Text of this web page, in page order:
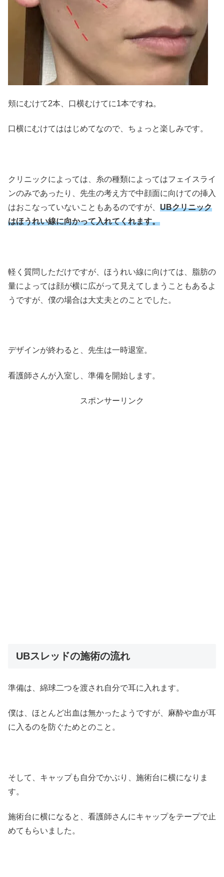
頬にむけて2本、口横むけてに1本ですね。
口横にむけてははじめてなので、ちょっと楽しみです。
クリニックによっては、糸の種類によってはフェイスライ
ンのみであったり、先生の考え方で中顔面に向けての挿入
はおこなっていないこともあるのですが、 UBクリニック
はほうれい線に向かって入れてくれます。
軽く質問しただけですが、ほうれい線に向けては、脂肪の
量によっては顔が横に広がって見えてしまうこともあるよ
うですが、僕の場合は大丈夫とのことでした。
デザインが終わると、先生は一時退室。
看護師さんが入室し、準備を開始します。
スポンサーリンク
UBスレッドの施術の流れ
準備は、綿球二つを渡され自分で耳に入れます。
僕は、ほとんど出血は無かったようですが、麻酔や血が耳
に入るのを防ぐためとのこと。
そして、キャップも自分でかぶり、施術台に横になりま
す。
施術台に横になると、看護師さんにキャップをテープで止
めてもらいました。